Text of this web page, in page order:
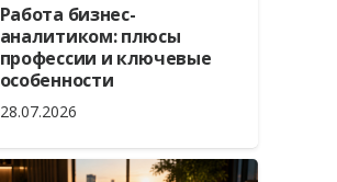
Работа бизнес-
аналитиком: плюсы
профессии и ключевые
особенности
28.07.2026